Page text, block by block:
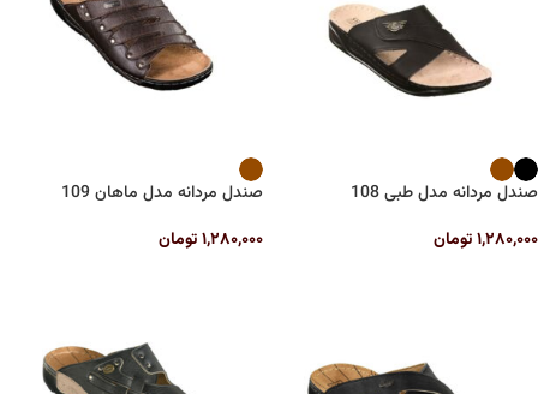
صندل مردانه مدل طبی 108
۱,۲۸۰,۰۰۰تومان
صندل مردانه مدل ماهان 109
۱,۲۸۰,۰۰۰تومان